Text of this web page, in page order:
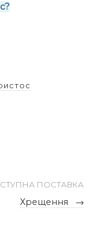
ПОСТАВКА
Хрещення →